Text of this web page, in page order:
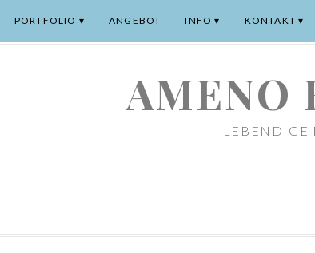
PORTFOLIO ANGEBOT INFO KONTAKT
AMENO
LEBENDIGE